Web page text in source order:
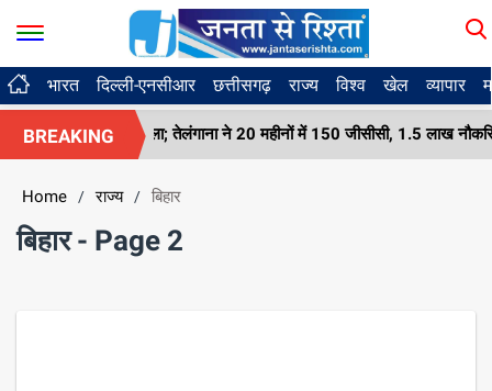
भारत दिल्ली-एनसीआर छत्तीसगढ़ राज्य विश्व खेल व्यापार
BREAKING
खोला; तेलंगाना ने 20 महीनों में 150 जीसीसी, 1.5 लाख नौकरियां दर्ज कीं
Home / राज्य / बिहार
बिहार - Page 2